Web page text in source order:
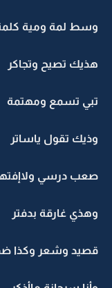
وسط لمة ومية
هذيك تصيح وتجاكر
تبي تسمع ومهتمة
وذيك تقول ياساتر
صعب درسي
وهذي غارقة بدفتر
قصيد وشعر وكذا